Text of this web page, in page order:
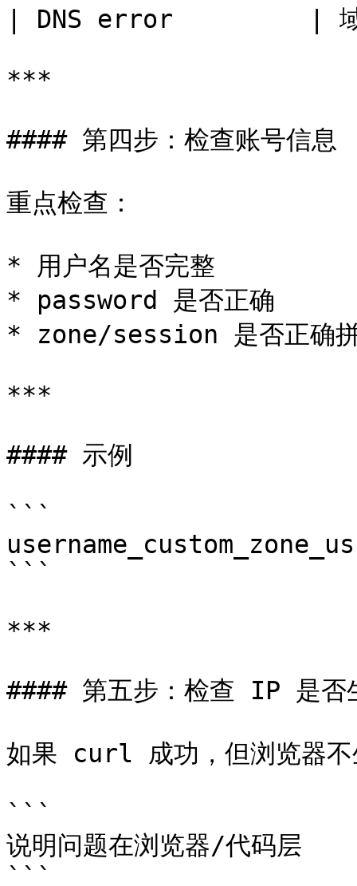
| DNS error         | 域
***
#### 第四步：检查账号信息
重点检查：
* 用户名是否完整
* password 是否正确
* zone/session 是否正确
***
#### 示例
```
username_custom_zone_us
```
***
#### 第五步：检查 IP 是否
如果 curl 成功，但浏览器不
```
说明问题在浏览器/代码层
```